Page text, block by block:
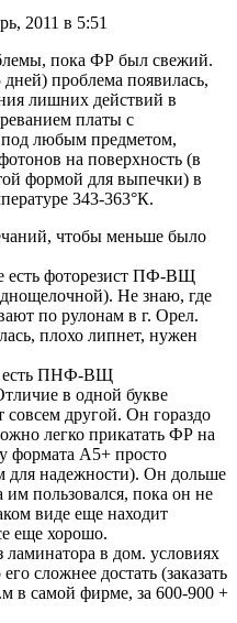
2011 в 5:51
пока ФР был свежий.
дней) проблема появилась,
лишних действий в
платы с
любым предметом,
на поверхность (в
формой для выпечки) в
343-363°К.
чтобы меньше было
есть фоторезист ПФ-ВЩ
Не знаю, где
по рулонам в г. Орел.
плохо липнет, нужен
есть ПНФ-ВЩ
в одной букве
совсем другой. Он гораздо
легко прикатать ФР на
формата А5+ просто
для надежности). Он дольше
им пользовался, пока он не
виде еще находит
еще хорошо.
в дом. условиях
сложнее достать (заказать
в самой фирме, за 600-900 +